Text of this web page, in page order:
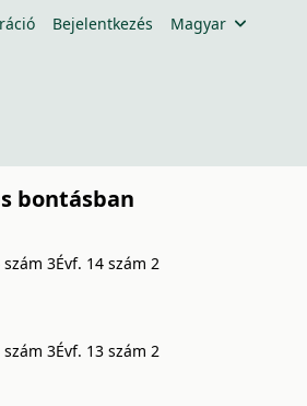
Bejelentkezés Magyar
bontásban
szám 3Évf. 14 szám 2
szám 3Évf. 13 szám 2